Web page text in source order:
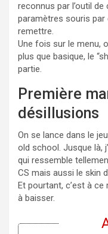
reconnus par l’outil
paramètres souris
remettre.
Une fois sur le menu,
plus que basique, le
partie.
Première
désillusions
On se lance dans le
old school. Jusque là,
qui ressemble
CS mais aussi le skin
Et pourtant, c’est à
à baisser.